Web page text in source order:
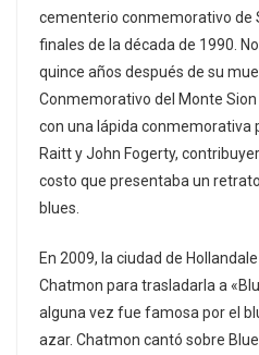
cementerio conmemorativo de
finales de la década de 1990.
quince años después de su
Conmemorativo del Monte
con una lápida conmemorativa
Raitt y John Fogerty,
costo que presentaba un
blues.
En 2009, la ciudad de
Chatmon para trasladarla a
alguna vez fue famosa por el
azar. Chatmon cantó sobre